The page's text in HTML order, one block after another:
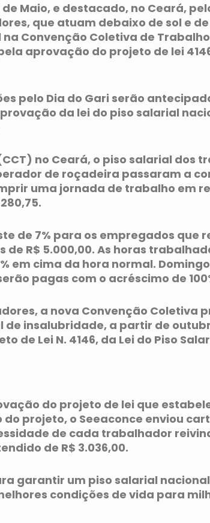
Maio, e destacado, no Ceará,
que atuam debaixo de sol e
Convenção Coletiva de
aprovação do projeto de lei
pelo Dia do Gari serão
da lei do piso salarial
no Ceará, o piso salarial dos
de roçadeira passaram a
uma jornada de trabalho em
de 7% para os empregados que
R$ 5.000,00. As horas
em cima da hora normal.
pagas com o acréscimo de
a nova Convenção
insalubridade, a partir de
de Lei N. 4146, da Lei do Piso
do projeto de lei que
projeto, o Seeaconce enviou
de cada trabalhador
de R$ 3.036,00.
garantir um piso salarial
condições de vida para